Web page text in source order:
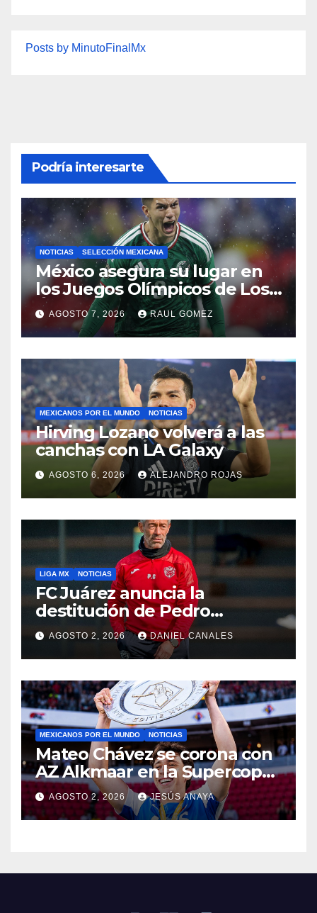
Posts by MinutoFinalMx
Podría interesarte
NOTICIAS SELECCIÓN MEXICANA
México asegura su lugar en
los Juegos Olímpicos de Los
Ángeles 2028
AGOSTO 7, 2026 RAUL GOMEZ
MEXICANOS POR EL MUNDO NOTICIAS
Hirving Lozano volverá a las
canchas con LA Galaxy
AGOSTO 6, 2026 ALEJANDRO ROJAS
LIGA MX NOTICIAS
FC Juárez anuncia la
destitución de Pedro
Caixinha
AGOSTO 2, 2026 DANIEL CANALES
MEXICANOS POR EL MUNDO NOTICIAS
Mateo Chávez se corona con
AZ Alkmaar en la Supercopa
de Países Bajos
AGOSTO 2, 2026 JESÚS ANAYA